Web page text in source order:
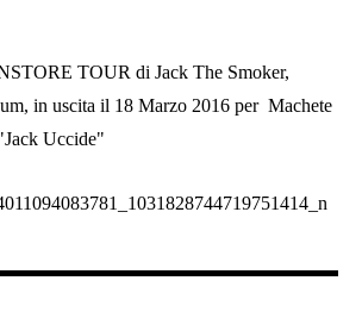
TOUR di Jack The Smoker,
in uscita il 18 Marzo 2016 per Machete
Uccide"